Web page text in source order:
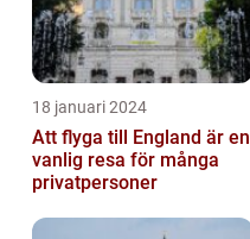
18 januari 2024
Att flyga till England är en
vanlig resa för många
privatpersoner